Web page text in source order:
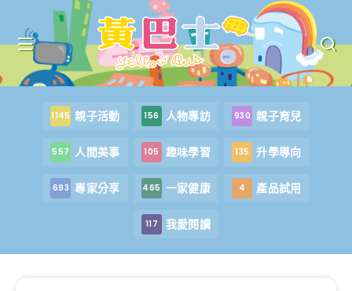
1145 親子活動 156 人物專訪 930 親子育兒
557 人間美事 105 趣味學習 135 升學導向
693 專家分享 465 一家健康 4 產品試用
117 我愛閱讀